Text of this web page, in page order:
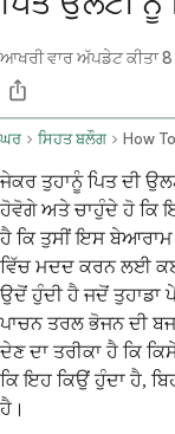
ਆਖਰੀ ਵਾਰ ਅੱਪਡੇਟ ਕੀਤਾ8
ਘਰ ਸਿਹਤ ਬਲੌਗ
ਜੇਕਰ ਤੁਹਾਨੂੰ ਪਿਤ ਦੀ
ਹੋਵੋਗੇ ਅਤੇ ਚਾਹੁੰਦੇ ਹੋ ਕਿ
ਹੈ ਕਿ ਤੁਸੀਂ ਇਸ
ਵਿੱਚ ਮਦਦ ਕਰਨ ਲਈ
ਉਦੋਂ ਹੁੰਦੀ ਹੈ ਜਦੋਂ ਤੁਹਾਡਾ
ਪਾਚਨ ਤਰਲ ਭੋਜਨ ਦੀ
ਦੇਣ ਦਾ ਤਰੀਕਾ ਹੈ ਕਿ
ਕਿ ਇਹ ਕਿਉਂ ਹੁੰਦਾ ਹੈ,
ਹੈ।